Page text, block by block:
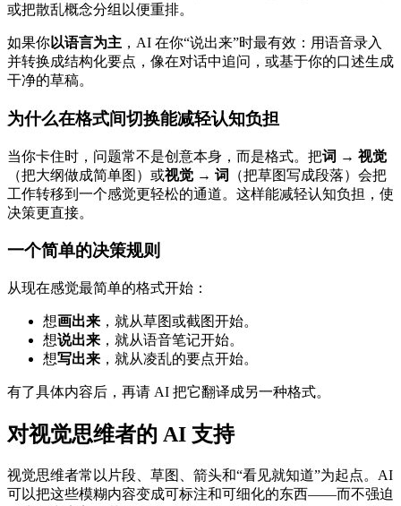
或把散乱概念分组以便重排。
如果你以语言为主 ，AI 在你“说出来”时最有效：用语音录入
并转换成结构化要点，像在对话中追问，或基于你的口述生成
干净的草稿。
为什么在格式间切换能减轻认知负担
当你卡住时，问题常不是创意本身，而是格式。把词 → 视觉
（把大纲做成简单图）或视觉 → 词
（把草图写成段落）会把
工作转移到一个感觉更轻松的通道。这样能减轻认知负担，使
决策更直接。
一个简单的决策规则
从现在感觉最简单的格式开始：
想画出来 ，就从草图或截图开始。
想说出来 ，就从语音笔记开始。
想写出来 ，就从凌乱的要点开始。
有了具体内容后，再请 AI 把它翻译成另一种格式。
对视觉思维者的 AI 支持
视觉思维者常以片段、草图、箭头和“看见就知道”为起点。AI
可以把这些模糊内容变成可标注和可细化的东西——而不强迫